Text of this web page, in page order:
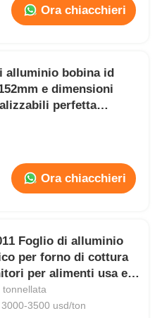
Ora chiacchieri
alluminio bobina id
e dimensioni
perfetta
Ora chiacchieri
Foglio di alluminio
per forno di cottura
per alimenti usa e
tonnellata
3500 usd/ton